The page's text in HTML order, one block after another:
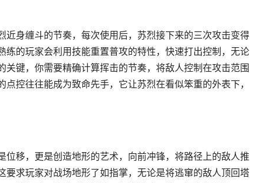
身缠斗的节奏，每次使用后，苏烈接下来的三次攻击变得
的玩家会利用技能重置普攻的特性，快速打出控制，无论
键，你需要精确计算挥击的节奏，将敌人控制在攻击范围
控往往能成为致命先手，它让苏烈在看似笨重的外表下，
移，更是创造地形的艺术，向前冲锋，将路径上的敌人推
求玩家对战场地形了如指掌，无论是将逃窜的敌人顶回塔